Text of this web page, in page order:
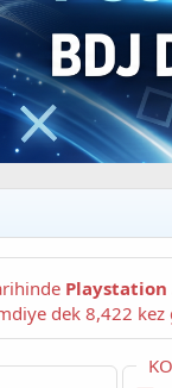
Playstation